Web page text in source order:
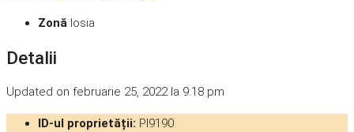
Zonă Iosia
Detalii
Updated on februarie 25, 2022 la 9:18 pm
ID-ul proprietății: PI9190